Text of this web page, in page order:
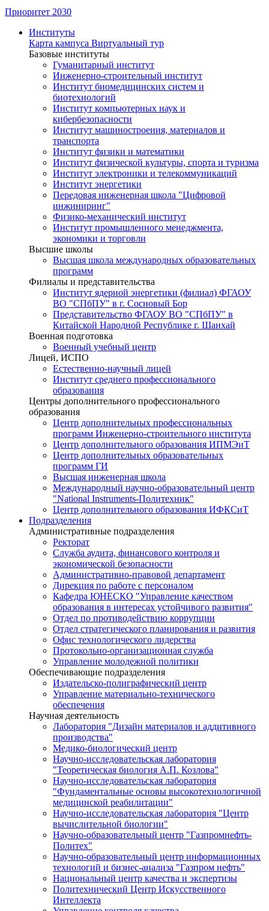
Приоритет 2030
Институты
Карта кампуса Виртуальный тур
Базовые институты
Гуманитарный институт
Инженерно-строительный институт
Институт биомедицинских систем и
биотехнологий
Институт компьютерных наук и
кибербезопасности
Институт машиностроения, материалов и
транспорта
Институт физики и математики
Институт физической культуры, спорта и туризма
Институт электроники и телекоммуникаций
Институт энергетики
Передовая инженерная школа "Цифровой
инжиниринг"
Физико-механический институт
Институт промышленного менеджмента,
экономики и торговли
Высшие школы
Высшая школа международных образовательных
программ
Филиалы и представительства
Институт ядерной энергетики (филиал) ФГАОУ
ВО "СПбПУ" в г. Сосновый Бор
Представительство ФГАОУ ВО "СПбПУ" в
Китайской Народной Республике г. Шанхай
Военная подготовка
Военный учебный центр
Лицей, ИСПО
Естественно-научный лицей
Институт среднего профессионального
образования
Центры дополнительного профессионального
образования
Центр дополнительных профессиональных
программ Инженерно-строительного института
Центр дополнительного образования ИПМЭиТ
Центр дополнительных образовательных
программ ГИ
Высшая инженерная школа
Международный научно-образовательный центр
"National Instruments-Политехник"
Центр дополнительного образования ИФКСиТ
Подразделения
Административные подразделения
Ректорат
Служба аудита, финансового контроля и
экономической безопасности
Административно-правовой департамент
Дирекция по работе с персоналом
Кафедра ЮНЕСКО "Управление качеством
образования в интересах устойчивого развития"
Отдел по противодействию коррупции
Отдел стратегического планирования и развития
Офис технологического лидерства
Протокольно-организационная служба
Управление молодежной политики
Обеспечивающие подразделения
Издательско-полиграфический центр
Управление материально-технического
обеспечения
Научная деятельность
Лаборатория "Дизайн материалов и аддитивного
производства"
Медико-биологический центр
Научно-исследовательская лаборатория
"Теоретическая биология А.П. Козлова"
Научно-исследовательская лаборатория
"Фундаментальные основы высокотехнологичной
медицинской реабилитации"
Научно-исследовательская лаборатория "Центр
вычислительной биологии"
Научно-образовательный центр "Газпромнефть-
Политех"
Научно-образовательный центр информационных
технологий и бизнес-анализа "Газпром нефть"
Национальный центр качества и экспертизы
Политехнический Центр Искусственного
Интеллекта